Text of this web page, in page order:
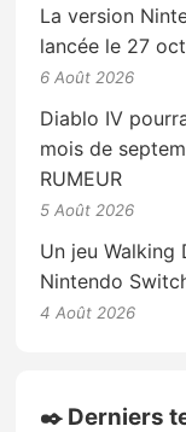
La version
lancée le 27
6 Août 2026
Diablo IV
mois de
RUMEUR
5 Août 2026
Un jeu Walking
Nintendo
4 Août 2026
✒️ Derniers